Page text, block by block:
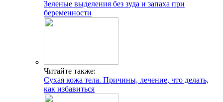
Зеленые выделения без зуда и запаха при
беременности
Читайте также:
Сухая кожа тела. Причины, лечение, что делать,
как избавиться